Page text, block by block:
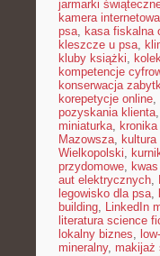
jarmarki
kamera internetowa
psa, kasa fiskalna
kleszcze u psa,
kluby książki,
kompetencje
konserwacja
korepetycje online,
pozyskania klienta,
miniaturka,
Mazowsza,
Wielkopolski,
przydomowe,
aut elektrycznych,
legowisko dla psa,
building, LinkedIn
literatura science
lokalny biznes,
mineralny, makijaż